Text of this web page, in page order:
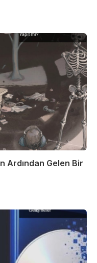
Ardından Gelen Bir